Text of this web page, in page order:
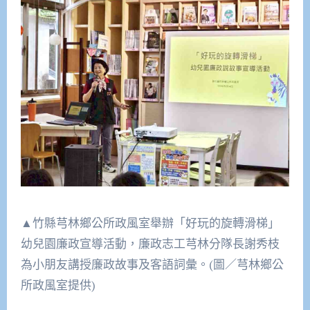
▲竹縣芎林鄉公所政風室舉辦「好玩的旋轉滑梯」
幼兒園廉政宣導活動，廉政志工芎林分隊長謝秀枝
為小朋友講授廉政故事及客語詞彙。(圖／芎林鄉公
所政風室提供)